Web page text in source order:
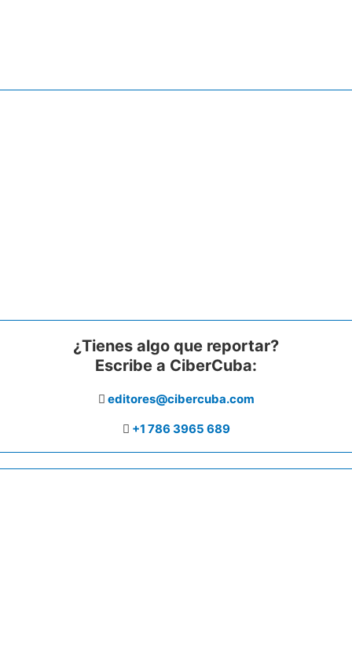
¿Tienes algo que reportar?
Escribe a CiberCuba:
editores@cibercuba.com
+1 786 3965 689